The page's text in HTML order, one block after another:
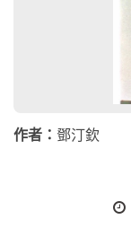
作者： 鄧汀欽